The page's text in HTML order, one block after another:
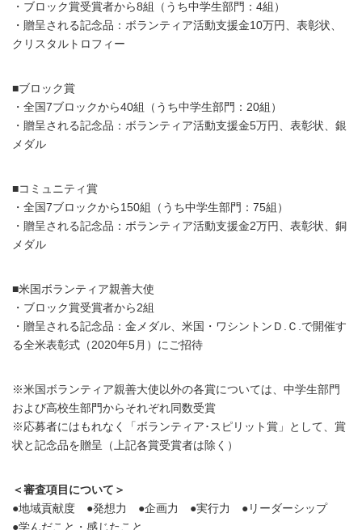
・ブロック賞受賞者から8組（うち中学生部門：4組）
・贈呈される記念品：ボランティア活動支援金10万円、表彰状、
クリスタルトロフィー
■ブロック賞
・全国7ブロックから40組（うち中学生部門：20組）
・贈呈される記念品：ボランティア活動支援金5万円、表彰状、銀
メダル
■コミュニティ賞
・全国7ブロックから150組（うち中学生部門：75組）
・贈呈される記念品：ボランティア活動支援金2万円、表彰状、銅
メダル
■米国ボランティア親善大使
・ブロック賞受賞者から2組
・贈呈される記念品：金メダル、米国・ワシントンＤ.Ｃ.で開催す
る全米表彰式（2020年5月）にご招待
※米国ボランティア親善大使以外の各賞については、中学生部門
および高校生部門からそれぞれ同数受賞
※応募者にはもれなく「ボランティア･スピリット賞」として、賞
状と記念品を贈呈（上記各賞受賞者は除く）
＜審査項目について＞
●地域貢献度 ●発想力 ●企画力 ●実行力 ●リーダーシップ
●学んだこと・感じたこと